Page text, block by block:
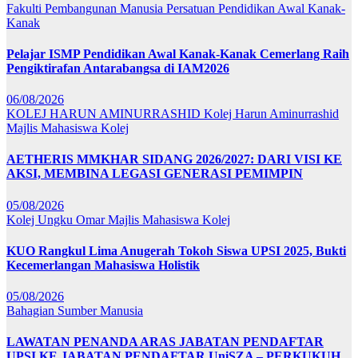
Fakulti Pembangunan Manusia Persatuan Pendidikan Awal Kanak-
Kanak
Pelajar ISMP Pendidikan Awal Kanak-Kanak Cemerlang Raih
Pengiktirafan Antarabangsa di IAM2026
06/08/2026
KOLEJ HARUN AMINURRASHID Kolej Harun Aminurrashid
Majlis Mahasiswa Kolej
AETHERIS MMKHAR SIDANG 2026/2027: DARI VISI KE
AKSI, MEMBINA LEGASI GENERASI PEMIMPIN
05/08/2026
Kolej Ungku OmarMajlis Mahasiswa Kolej
KUO Rangkul Lima Anugerah Tokoh Siswa UPSI 2025, Bukti
Kecemerlangan Mahasiswa Holistik
05/08/2026
Bahagian Sumber Manusia
LAWATAN PENANDA ARAS JABATAN PENDAFTAR